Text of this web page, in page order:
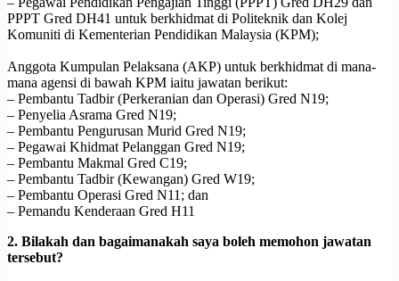
PPPT Gred DH41 untuk berkhidmat di Politeknik dan Kolej
Komuniti di Kementerian Pendidikan Malaysia (KPM);
Anggota Kumpulan Pelaksana (AKP) untuk berkhidmat di mana-
mana agensi di bawah KPM iaitu jawatan berikut:
– Pembantu Tadbir (Perkeranian dan Operasi) Gred N19;
– Penyelia Asrama Gred N19;
– Pembantu Pengurusan Murid Gred N19;
– Pegawai Khidmat Pelanggan Gred N19;
– Pembantu Makmal Gred C19;
– Pembantu Tadbir (Kewangan) Gred W19;
– Pembantu Operasi Gred N11; dan
– Pemandu Kenderaan Gred H11
2. Bilakah dan bagaimanakah saya boleh memohon jawatan
tersebut?